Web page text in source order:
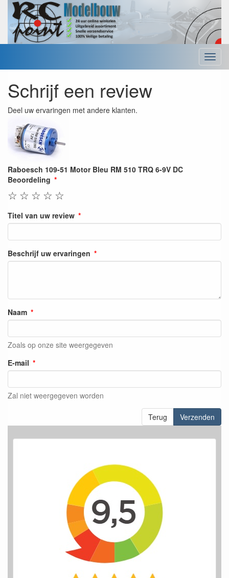
Menu
Schrijf een review
Deel uw ervaringen met andere klanten.
Raboesch 109-51 Motor Bleu RM 510 TRQ 6-9V DC
Beoordeling
☆
☆
☆
☆
☆
Titel van uw review
Beschrijf uw ervaringen
Naam
Zoals op onze site weergegeven
E-mail
Zal niet weergegeven worden
Terug Verzenden